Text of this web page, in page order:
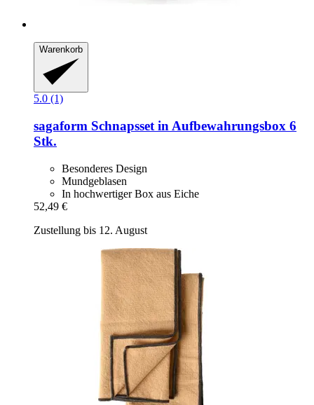
Warenkorb
5.0 (1)
sagaform Schnapsset in Aufbewahrungsbox 6
Stk.
Besonderes Design
Mundgeblasen
In hochwertiger Box aus Eiche
52,49 €
Zustellung bis 12. August